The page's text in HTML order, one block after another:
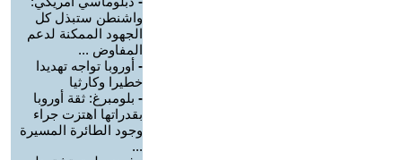
واشنطن ستبذل كل
الجهود الممكنة لدعم
المفاوض ...
- أوروبا تواجه تهديدا
خطيرا وكارثيا
- بلومبرغ: ثقة أوروبا
بقدراتها اهتزت جراء
وجود الطائرة المسيرة
...